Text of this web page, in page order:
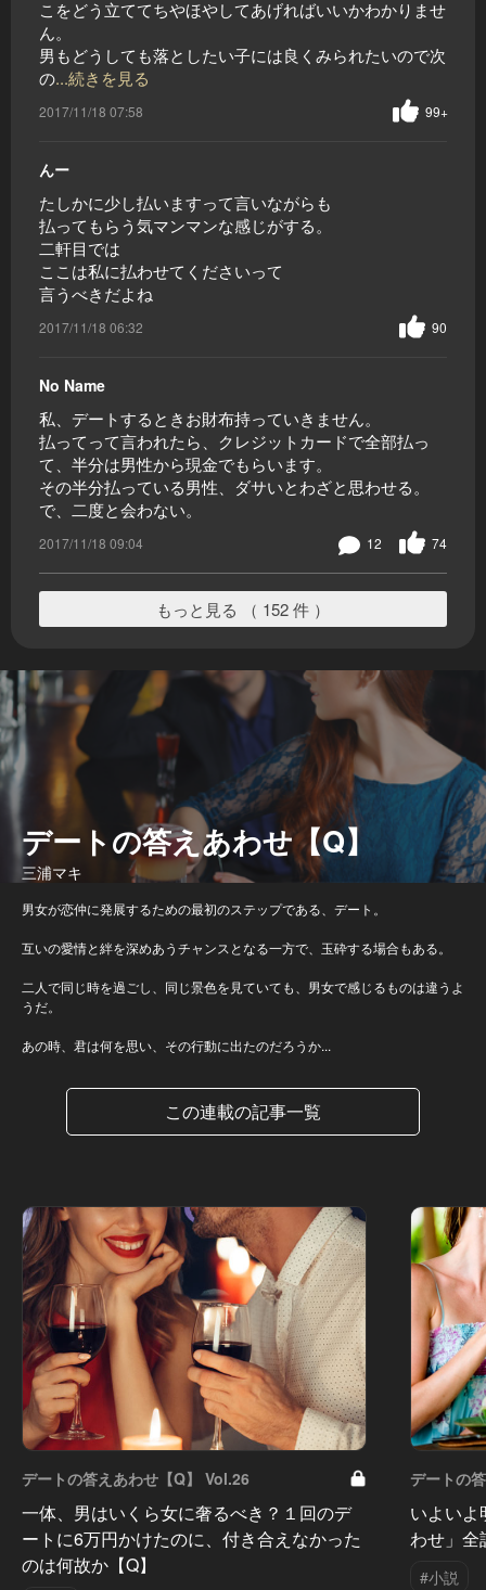
こをどう立ててちやほやしてあげればいいかわかりませ
ん。
男もどうしても落としたい子には良くみられたいので次
の...続きを見る
2017/11/18 07:58 99+
んー
たしかに少し払いますって言いながらも
払ってもらう気マンマンな感じがする。
二軒目では
ここは私に払わせてくださいって
言うべきだよね
2017/11/18 06:32 90
No Name
私、デートするときお財布持っていきません。
払ってって言われたら、クレジットカードで全部払っ
て、半分は男性から現金でもらいます。
その半分払っている男性、ダサいとわざと思わせる。
で、二度と会わない。
2017/11/18 09:04 74
12
もっと見る （ 152 件 ）
デートの答えあわせ【Q】
三浦マキ
男女が恋仲に発展するための最初のステップである、デート。
互いの愛情と絆を深めあうチャンスとなる一方で、玉砕する場合もある。
二人で同じ時を過ごし、同じ景色を見ていても、男女で感じるものは違うよ
うだ。
あの時、君は何を思い、その行動に出たのだろうか...
この連載の記事一覧
デートの答えあわせ【Q】 Vol.26
一体、男はいくら女に奢るべき？１回のデ
ートに6万円かけたのに、付き合えなかった
のは何故か【Q】
デートの
いよい
わせ」全
#小説